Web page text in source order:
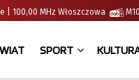
| 100,00 MHz Włoszczowa
SPORT